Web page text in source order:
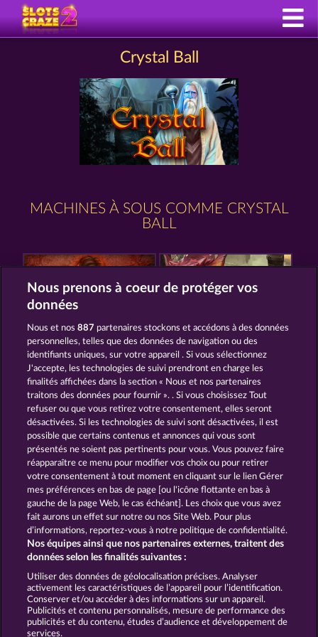
Crystal Ball
MACHINES À SOUS COMME CRYSTAL
BALL
MAGIC STONE
MAGIC MIRROR THE GRIFFIN
CGU Charte de confidentialité
Mentions légales Société FAQ
Facebook
Envoyer la demande de rétractation
Nous prenons à coeur de protéger vos
données
Nous et nos887 partenaires stockons et accédons à des données
personnelles, telles que des données de navigation ou des
identifiants uniques, sur votre appareil . Si vous sélectionnez
J'accepte, les technologies de suivi prendront en charge les
finalités affichées dans la section « Nous et nos partenaires
traitons des données pour fournir ». . Si vous choisissez Tout
refuser ou que vous retirez votre consentement, elles seront
désactivées. Si les technologies de suivi sont désactivées, il est
possible que certains contenus et annonces qui vous sont
présentés ne soient pas pertinents pour vous. Vous pouvez faire
réapparaître ce menu pour modifier vos choix ou pour retirer
votre consentement à tout moment en cliquant sur le lien Gérer
mes préférences en bas de page [ou l'icône flottante en bas à
gauche de la page Web, le cas échéant]. Les choix que vous avez
fait aurons un effet sur notre ou nos Site Web. Pour plus
d’informations, reportez-vous à notre politique de confidentialité.
Nos équipes ainsi que nos partenaires externes, traitent des
données selon les finalités suivantes :
Utiliser des données de géolocalisation précises. Analyser
activement les caractéristiques de l’appareil pour l’identification.
Conserver et/ou accéder à des informations sur un appareil.
Publicités et contenu personnalisés, mesure de performance des
publicités et du contenu, études d’audience et développement de
services.